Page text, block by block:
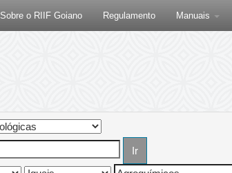
Sobre o RIIF Goiano Regulamento Manuais